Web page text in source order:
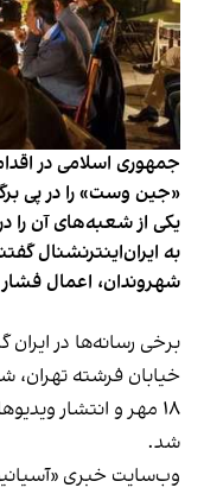
جمهوری اسلامی در
«جین وست» را در پی
یکی از شعبه‌های آن را
به ایران‌اینترنشنال
شهروندان، اعمال
برخی رسانه‌ها در
۱۸ مهر و انتشار
شد.
وب‌سایت خبری